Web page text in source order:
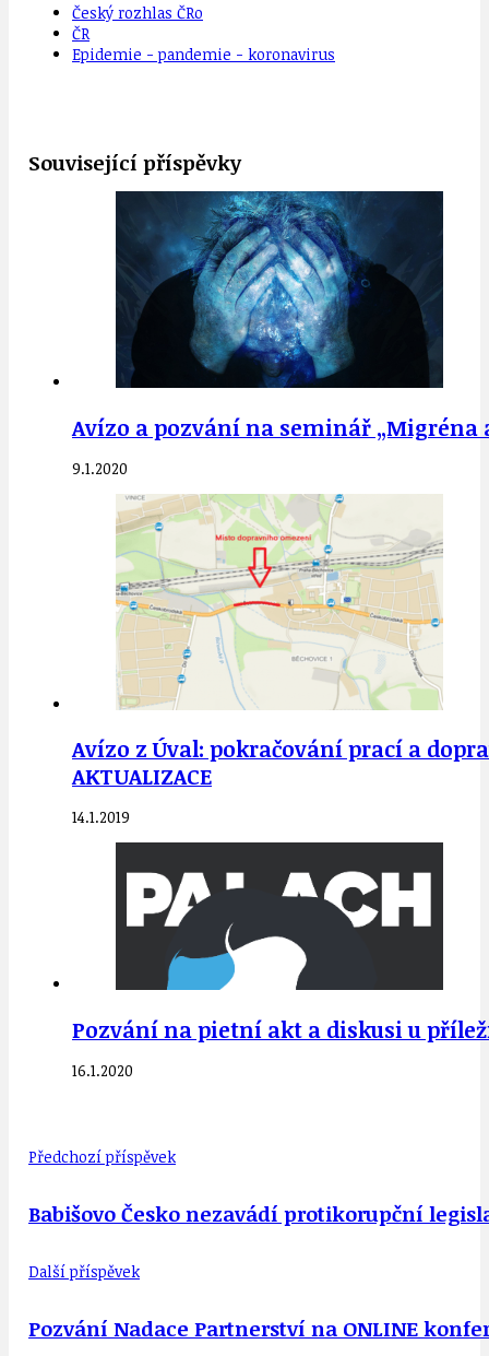
Český rozhlas ČRo
ČR
Epidemie - pandemie - koronavirus
Související příspěvky
Avízo a pozvání na seminář „Migréna
9.1.2020
Avízo z Úval: pokračování prací a
AKTUALIZACE
14.1.2019
Pozvání na pietní akt a diskusi u
16.1.2020
Předchozí příspěvek
Babišovo Česko nezavádí protikorupční
Další příspěvek
Pozvání Nadace Partnerství na ONLINE